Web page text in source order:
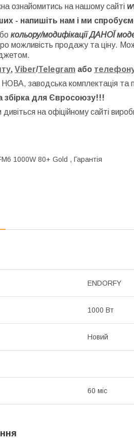
ознайомитись на нашому сайті
- напишіть нам і ми
кольору/модифікації ДАНОЇ
можливість продажу та ціну.
, Viber/Telegram або
НОВА, заводська комплектація та
збірка для Євросоюзу!!!
дивіться на офіційному сайті
1000W 80+ Gold , Гарантія
ENDORFY
1000 Вт
Новий
60 міс